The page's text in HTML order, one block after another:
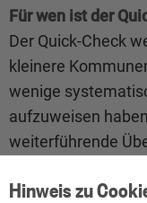
Für wen ist der
Der Quick-Check
kleinere
wenige
aufzuweisen
weiterführende
Hinweis zu